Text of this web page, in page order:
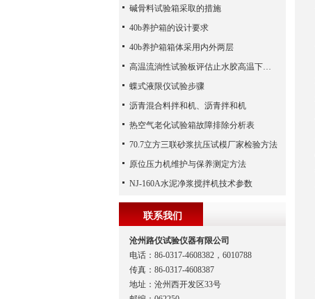
碱骨料试验箱采取的措施
40b养护箱的设计要求
40b养护箱箱体采用内外两层
高温流淌性试验板评估止水胶高温下流动性能的介绍
蝶式液限仪试验步骤
沥青混合料拌和机、沥青拌和机
热空气老化试验箱故障排除分析表
70.7立方三联砂浆抗压试模厂家检验方法
原位压力机维护与保养测定方法
NJ-160A水泥净浆搅拌机技术参数
联系我们
沧州路仪试验仪器有限公司
电话：86-0317-4608382，6010788
传真：86-0317-4608387
地址：沧州西开发区33号